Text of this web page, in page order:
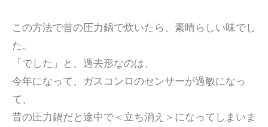
この方法で昔の圧力鍋で炊いたら、素晴らしい味でし
た。
「でした」と、過去形なのは、
今年になって、ガスコンロのセンサーが過敏になっ
て、
昔の圧力鍋だと途中で＜立ち消え＞になってしまいま